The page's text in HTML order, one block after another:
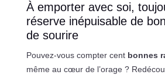
À emporter avec soi,
réserve inépuisable de
de sourire
Pouvez-vous compter cent bonnes
même au cœur de l’orage ?